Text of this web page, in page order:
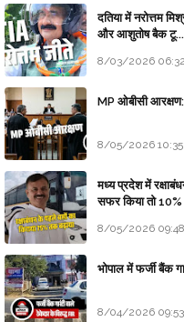
दतिया में नरोत्तम
और आशुतोष बैक टू...
8/03/2026
MP ओबीसी आरक्षण:
8/05/2026
मध्य प्रदेश में
सफर किया तो 10%
8/05/2026
भोपाल में फर्जी बैंक
8/04/2026